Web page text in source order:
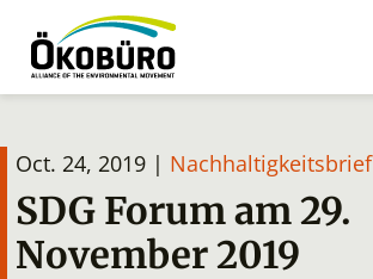
Oct. 24, 2019 | Nachhaltigkeitsbrief
SDG Forum am 29.
November 2019